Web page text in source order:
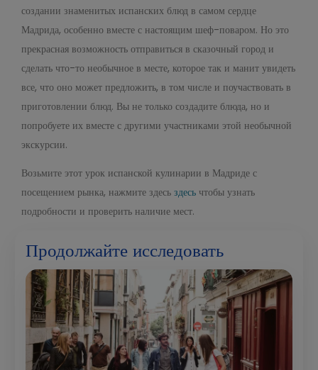
Продолжайте исследовать
создании знаменитых испанских блюд в самом сердце
Мадрида, особенно вместе с настоящим шеф-поваром. Но это
прекрасная возможность отправиться в сказочный город и
сделать что-то необычное в месте, которое так и манит увидеть
все, что оно может предложить, в том числе и поучаствовать в
приготовлении блюд. Вы не только создадите блюда, но и
попробуете их вместе с другими участниками этой необычной
экскурсии.
Возьмите этот урок испанской кулинарии в Мадриде с
посещением рынка, нажмите здесь здесь чтобы узнать
подробности и проверить наличие мест.